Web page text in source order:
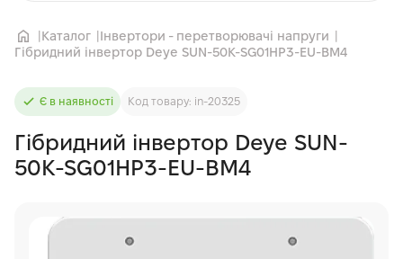
Каталог
Інвертори - перетворювачі напруги
Гібридний інвертор Deye SUN-50K-SG01HP3-EU-BM4
Є в наявності Код товару: in-20325
Гібридний інвертор Deye SUN-
50K-SG01HP3-EU-BM4